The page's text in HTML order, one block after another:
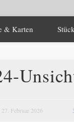
& Karten
27. Februar 2026